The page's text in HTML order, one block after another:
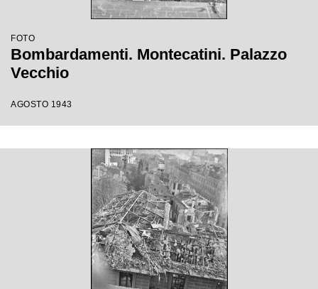
FOTO
Bombardamenti. Montecatini. Palazzo
Vecchio
AGOSTO 1943